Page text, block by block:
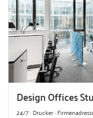
Design Offices
24/7 · Drucker ·